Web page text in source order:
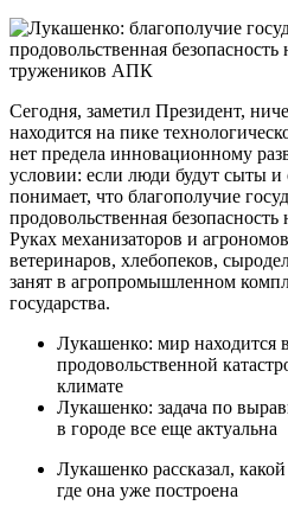
Сегодня, заметил Президент,
находится на пике
нет предела инновационному
условии: если люди будут сыты
понимает, что благополучие
продовольственная
Руках механизаторов и
ветеринаров, хлебопеков,
занят в агропромышленном
государства.
Лукашенко: мир находится
продовольственной
климате
Лукашенко: задача по
в городе все еще актуальна
Лукашенко рассказал,
где она уже построена